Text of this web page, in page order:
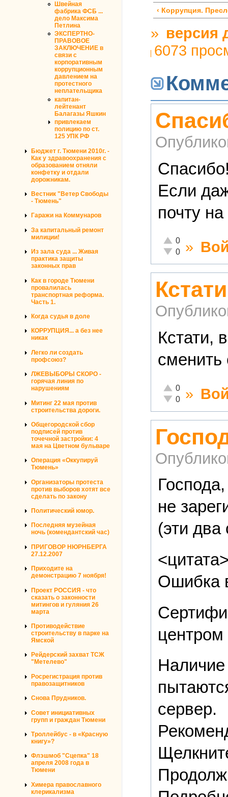
Швейная
фабрика ФСБ ...
дело Максима
Петлина
ЭКСПЕРТНО-
ПРАВОВОЕ
ЗАКЛЮЧЕНИЕ в
связи с
корпоративным
коррупционным
давлением на
протестного
неплательщика
капитан-
лейтенант
Балагазы Яшкин
привлекаем
полицию по ст.
125 УПК РФ
Бюджет г. Тюмени 2010г. -
Как у здравоохранения с
образованием отняли
конфетку и отдали
дорожникам.
Вестник "Ветер Свободы
- Тюмень"
Гаражи на Коммунаров
За капитальный ремонт
милиции!
Из зала суда ... Живая
практика защиты
законных прав
Как в городе Тюмени
провалилась
транспортная реформа.
Часть 1.
Когда судья в доле
КОРРУПЦИЯ... а без нее
никак
Легко ли создать
профсоюз?
ЛЖЕВЫБОРЫ СКОРО -
горячая линия по
нарушениям
Митинг 22 мая против
строительства дороги.
Общегородской сбор
подписей против
точечной застройки: 4
мая на Цветном бульваре
Операция «Оккупируй
Тюмень»
Организаторы протеста
против выборов хотят все
сделать по закону
Политический юмор.
Последняя музейная
ночь (комендантский час)
ПРИГОВОР НЮРНБЕРГА
27.12.2007
Приходите на
демонстрацию 7 ноября!
Проект РОССИЯ - что
сказать о законности
митингов и гуляния 26
марта
Противодействие
строительству в парке на
Ямской
Рейдерский захват ТСЖ
"Метелево"
Росрегистрация против
правозащитников
Снова Прудников.
Совет инициативных
групп и граждан Тюмени
Троллейбус - в «Красную
книгу»?
Флэшмоб "Сцепка" 18
апреля 2008 года в
Тюмени
Химера православного
клерикализма
‹ Коррупция.
» версия
6073
Если
почту
Отлично!
0
Неадекватно!
0 »
Кстати,
сменить
Отлично!
0
Неадекватно!
0 »
не
(эти
Ошибка
Наличие
сервер.